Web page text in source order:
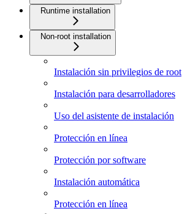
Runtime installation
Non-root installation
Instalación sin privilegios de root
Instalación para desarrolladores
Uso del asistente de instalación
Protección en línea
Protección por software
Instalación automática
Protección en línea